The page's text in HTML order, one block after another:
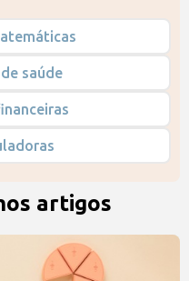
saúde
artigos